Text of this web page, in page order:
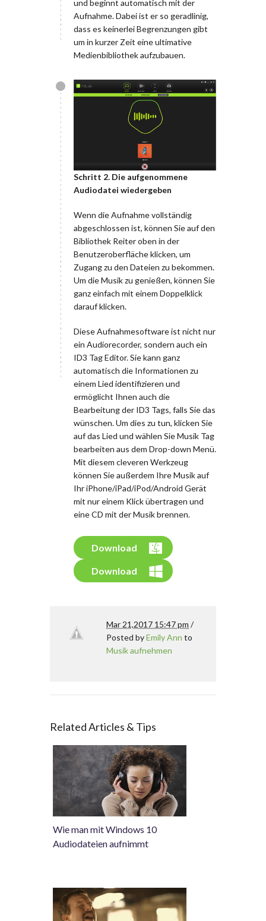
und beginnt automatisch mit der
Aufnahme. Dabei ist er so geradlinig,
dass es keinerlei Begrenzungen gibt
um in kurzer Zeit eine ultimative
Medienbibliothek aufzubauen.
Schritt 2. Die aufgenommene
Audiodatei wiedergeben
Wenn die Aufnahme vollständig
abgeschlossen ist, können Sie auf den
Bibliothek Reiter oben in der
Benutzeroberfläche klicken, um
Zugang zu den Dateien zu bekommen.
Um die Musik zu genießen, können Sie
ganz einfach mit einem Doppelklick
darauf klicken.
Diese Aufnahmesoftware ist nicht nur
ein Audiorecorder, sondern auch ein
ID3 Tag Editor. Sie kann ganz
automatisch die Informationen zu
einem Lied identifizieren und
ermöglicht Ihnen auch die
Bearbeitung der ID3 Tags, falls Sie das
wünschen. Um dies zu tun, klicken Sie
auf das Lied und wählen Sie Musik Tag
bearbeiten aus dem Drop-down Menü.
Mit diesem cleveren Werkzeug
können Sie außerdem Ihre Musik auf
Ihr iPhone/iPad/iPod/Android Gerät
mit nur einem Klick übertragen und
eine CD mit der Musik brennen.
Download
Download
Mar 21,2017 15:47 pm /
Posted byEmily Ann to
Musik aufnehmen
Related Articles & Tips
Wie man mit Windows 10
Audiodateien aufnimmt